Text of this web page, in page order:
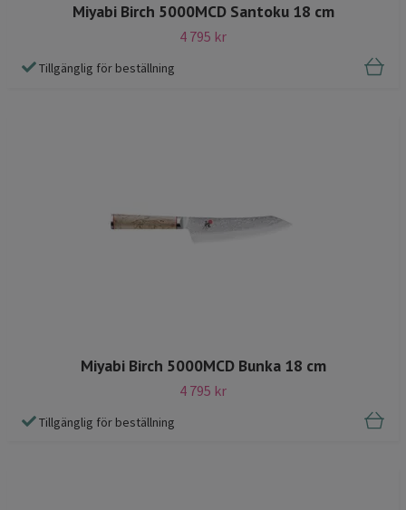
Miyabi Birch 5000MCD Santoku 18 cm
4 795 kr
Tillgänglig för beställning
Miyabi Birch 5000MCD Bunka 18 cm
4 795 kr
Tillgänglig för beställning